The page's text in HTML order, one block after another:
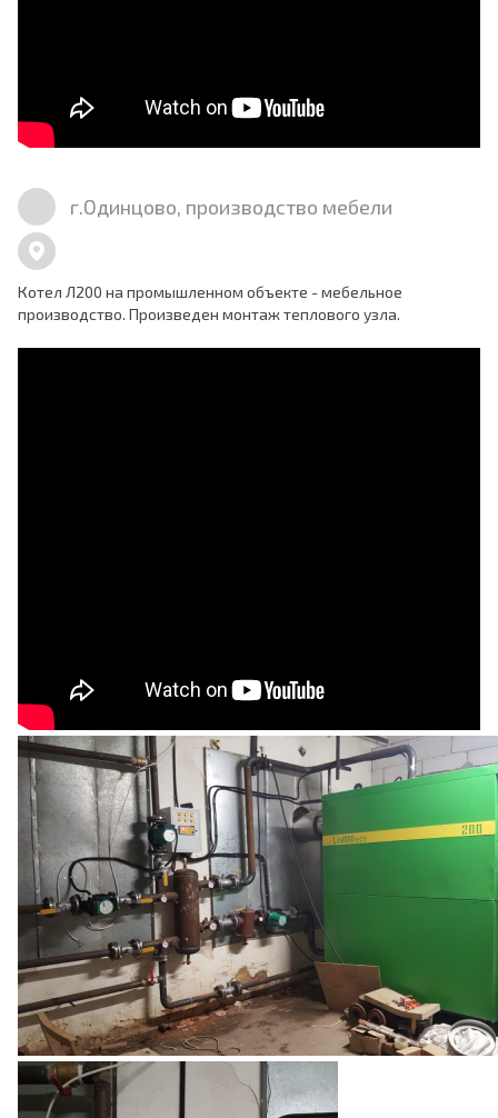
г.Одинцово, производство мебели
Котел Л200 на промышленном объекте - мебельное
производство. Произведен монтаж теплового узла.